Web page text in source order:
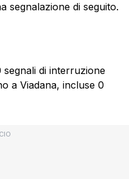
segnalazione di seguito.
di interruzione
a Viadana, incluse 0